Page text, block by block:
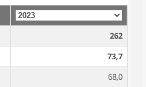
262
73,7
68,0